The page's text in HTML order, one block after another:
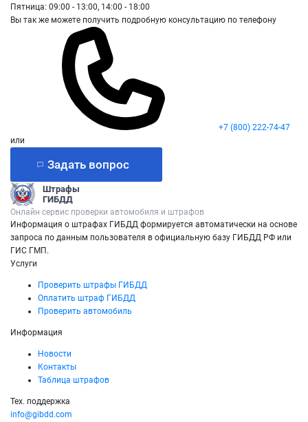
Пятница: 09:00 - 13:00, 14:00 - 18:00
Вы так же можете получить подробную консультацию по телефону
+7 (800) 222-74-47
или
Задать вопрос
Штрафы
ГИБДД
Онлайн сервис проверки автомобиля и штрафов
Информация о штрафах ГИБДД формируется автоматически на основе
запроса по данным пользователя в официальную базу ГИБДД РФ или
ГИС ГМП.
Услуги
Проверить штрафы ГИБДД
Оплатить штраф ГИБДД
Проверить автомобиль
Информация
Новости
Контакты
Таблица штрафов
Тех. поддержка
info@gibdd.com